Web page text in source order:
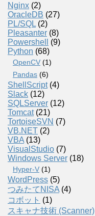
Nginx (2)
OracleDB (27)
PL/SQL (2)
Pleasanter (8)
Powershell
(9)
Python (68)
OpenCV (1)
Pandas (6)
ShellScript(4)
Slack (12)
SQLServer (12)
Tomcat(21)
TortoiseSVN (7)
VB.NET (2)
VBA (13)
VisualStudio (7)
Windows Server (18)
Hyper-V (1)
WordPress (5)
つみたてNISA (4)
コボット (1)
スキャナ技術 (Scanner)